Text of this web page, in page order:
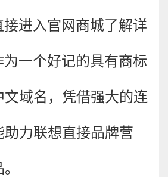
接进入官网商城了解详
为一个好记的具有商标
文域名，凭借强大的连
力联想直接品牌营